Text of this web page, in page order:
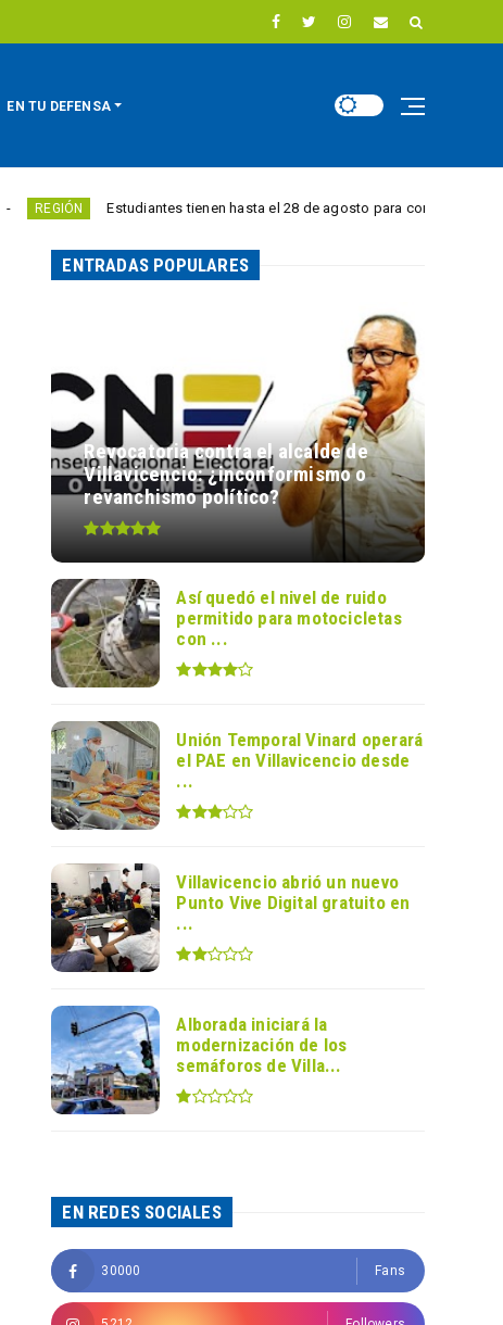
EN TU DEFENSA
Estudiantes tienen hasta el 28 de agosto para competir por 10.000 euros
ENTRADAS POPULARES
Revocatoria contra el alcalde de
Villavicencio: ¿inconformismo o
revanchismo político?
Así quedó el nivel de ruido
permitido para motocicletas
con ...
Unión Temporal Vinard operará
el PAE en Villavicencio desde
...
Villavicencio abrió un nuevo
Punto Vive Digital gratuito en
...
Alborada iniciará la
modernización de los
semáforos de Villa...
EN REDES SOCIALES
30000 Fans